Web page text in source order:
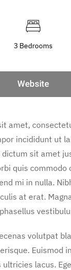
3 Bedrooms
Website
amet,
incididunt ut
sit amet
quis commodo
mi in nulla.
at erat.
volutpat
Euismod
lacus.